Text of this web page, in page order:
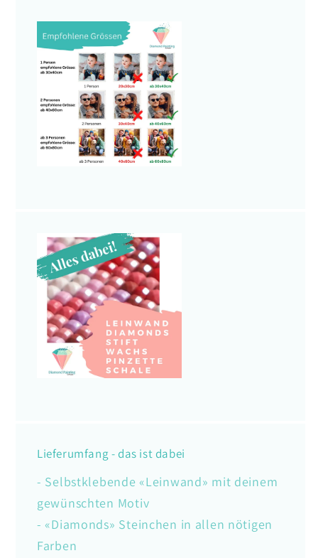
Lieferumfang - das ist dabei
- Selbstklebende «Leinwand» mit deinem
gewünschten Motiv
- «Diamonds» Steinchen in allen nötigen
Farben